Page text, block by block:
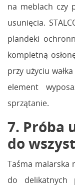
na meblach czy
usunięcia.
plandeki
kompletną
przy użyciu
element
sprzątanie.
7. Próba
do
Taśma malarska
do delikatnych